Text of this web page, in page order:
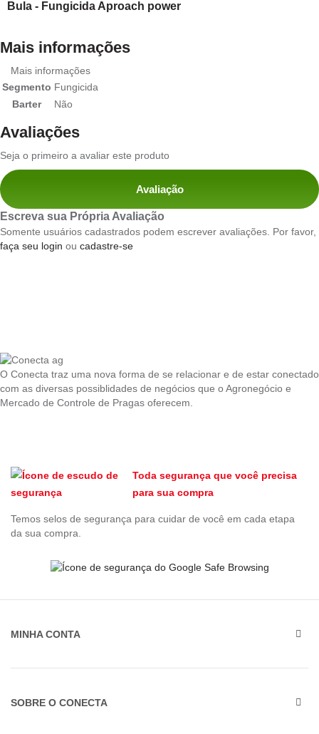
Bula - Fungicida Aproach power
Mais informações
Mais informações
Segmento Fungicida
Barter
Não
Avaliações
Seja o primeiro a avaliar este produto
Avaliação
Escreva sua Própria Avaliação
Somente usuários cadastrados podem escrever avaliações. Por favor,
faça seu login ou cadastre-se
O Conecta traz uma nova forma de se relacionar e de estar conectado
com as diversas possiblidades de negócios que o Agronegócio e
Mercado de Controle de Pragas oferecem.
Toda segurança que você precisa
para sua compra
Temos selos de segurança para cuidar de você em cada etapa
da sua compra.
MINHA CONTA
SOBRE O CONECTA